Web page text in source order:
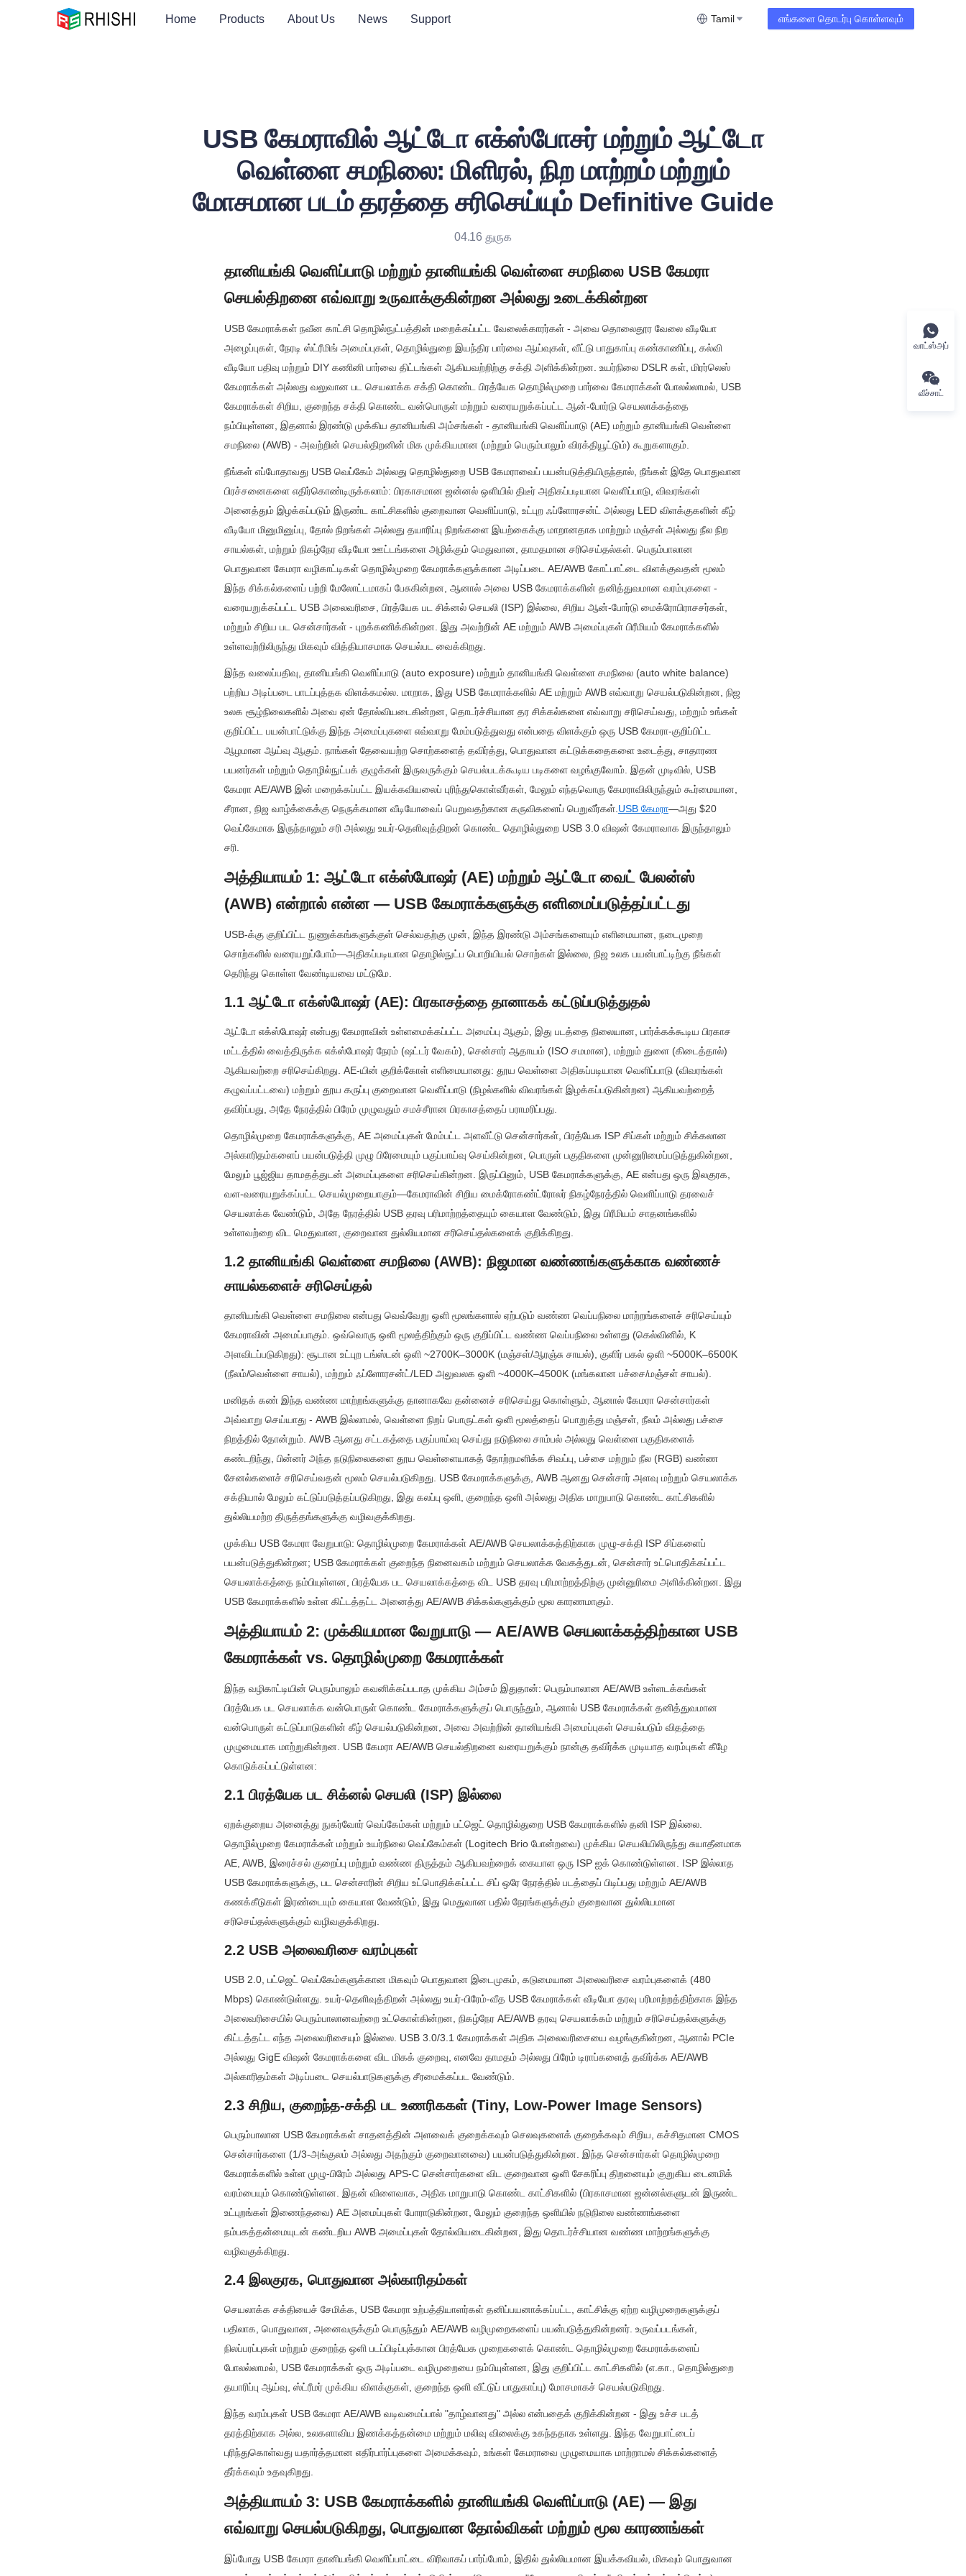
Home Products About Us News Support Tamil எங்களை தொடர்பு கொள்ளவும்
USB கேமராவில் ஆட்டோ எக்ஸ்போசர் மற்றும் ஆட்டோ
வெள்ளை சமநிலை: மிளிரல், நிற மாற்றம் மற்றும்
மோசமான படம் தரத்தை சரிசெய்யும் Definitive Guide
04.16 துருக
தானியங்கி வெளிப்பாடு மற்றும் தானியங்கி வெள்ளை சமநிலை USB கேமரா
செயல்திறனை எவ்வாறு உருவாக்குகின்றன அல்லது உடைக்கின்றன
USB கேமராக்கள் நவீன காட்சி தொழில்நுட்பத்தின் மறைக்கப்பட்ட வேலைக்காரர்கள் - அவை தொலைதூர வேலை வீடியோ
அழைப்புகள், நேரடி ஸ்ட்ரீமிங் அமைப்புகள், தொழில்துறை இயந்திர பார்வை ஆய்வுகள், வீட்டு பாதுகாப்பு கண்காணிப்பு, கல்வி
வீடியோ பதிவு மற்றும் DIY கணினி பார்வை திட்டங்கள் ஆகியவற்றிற்கு சக்தி அளிக்கின்றன. உயர்நிலை DSLR கள், மிரர்லெஸ்
கேமராக்கள் அல்லது வலுவான பட செயலாக்க சக்தி கொண்ட பிரத்யேக தொழில்முறை பார்வை கேமராக்கள் போலல்லாமல், USB
கேமராக்கள் சிறிய, குறைந்த சக்தி கொண்ட வன்பொருள் மற்றும் வரையறுக்கப்பட்ட ஆன்-போர்டு செயலாக்கத்தை
நம்பியுள்ளன, இதனால் இரண்டு முக்கிய தானியங்கி அம்சங்கள் - தானியங்கி வெளிப்பாடு (AE) மற்றும் தானியங்கி வெள்ளை
சமநிலை (AWB) - அவற்றின் செயல்திறனின் மிக முக்கியமான (மற்றும் பெரும்பாலும் விரக்தியூட்டும்) கூறுகளாகும்.
நீங்கள் எப்போதாவது USB வெப்கேம் அல்லது தொழில்துறை USB கேமராவைப் பயன்படுத்தியிருந்தால், நீங்கள் இதே பொதுவான
பிரச்சனைகளை எதிர்கொண்டிருக்கலாம்: பிரகாசமான ஜன்னல் ஒளியில் திடீர் அதிகப்படியான வெளிப்பாடு, விவரங்கள்
அனைத்தும் இழக்கப்படும் இருண்ட காட்சிகளில் குறைவான வெளிப்பாடு, உட்புற ஃப்ளோரசன்ட் அல்லது LED விளக்குகளின் கீழ்
வீடியோ மினுமினுப்பு, தோல் நிறங்கள் அல்லது தயாரிப்பு நிறங்களை இயற்கைக்கு மாறானதாக மாற்றும் மஞ்சள் அல்லது நீல நிற
சாயல்கள், மற்றும் நிகழ்நேர வீடியோ ஊட்டங்களை அழிக்கும் மெதுவான, தாமதமான சரிசெய்தல்கள். பெரும்பாலான
பொதுவான கேமரா வழிகாட்டிகள் தொழில்முறை கேமராக்களுக்கான அடிப்படை AE/AWB கோட்பாட்டை விளக்குவதன் மூலம்
இந்த சிக்கல்களைப் பற்றி மேலோட்டமாகப் பேசுகின்றன, ஆனால் அவை USB கேமராக்களின் தனித்துவமான வரம்புகளை -
வரையறுக்கப்பட்ட USB அலைவரிசை, பிரத்யேக பட சிக்னல் செயலி (ISP) இல்லை, சிறிய ஆன்-போர்டு மைக்ரோபிராசசர்கள்,
மற்றும் சிறிய பட சென்சார்கள் - புறக்கணிக்கின்றன. இது அவற்றின் AE மற்றும் AWB அமைப்புகள் பிரீமியம் கேமராக்களில்
உள்ளவற்றிலிருந்து மிகவும் வித்தியாசமாக செயல்பட வைக்கிறது.
இந்த வலைப்பதிவு, தானியங்கி வெளிப்பாடு (auto exposure) மற்றும் தானியங்கி வெள்ளை சமநிலை (auto white balance)
பற்றிய அடிப்படை பாடப்புத்தக விளக்கமல்ல. மாறாக, இது USB கேமராக்களில் AE மற்றும் AWB எவ்வாறு செயல்படுகின்றன, நிஜ
உலக சூழ்நிலைகளில் அவை ஏன் தோல்வியடைகின்றன, தொடர்ச்சியான தர சிக்கல்களை எவ்வாறு சரிசெய்வது, மற்றும் உங்கள்
குறிப்பிட்ட பயன்பாட்டுக்கு இந்த அமைப்புகளை எவ்வாறு மேம்படுத்துவது என்பதை விளக்கும் ஒரு USB கேமரா-குறிப்பிட்ட
ஆழமான ஆய்வு ஆகும். நாங்கள் தேவையற்ற சொற்களைத் தவிர்த்து, பொதுவான கட்டுக்கதைகளை உடைத்து, சாதாரண
பயனர்கள் மற்றும் தொழில்நுட்பக் குழுக்கள் இருவருக்கும் செயல்படக்கூடிய படிகளை வழங்குவோம். இதன் முடிவில், USB
கேமரா AE/AWB இன் மறைக்கப்பட்ட இயக்கவியலைப் புரிந்துகொள்வீர்கள், மேலும் எந்தவொரு கேமராவிலிருந்தும் கூர்மையான,
சீரான, நிஜ வாழ்க்கைக்கு நெருக்கமான வீடியோவைப் பெறுவதற்கான கருவிகளைப் பெறுவீர்கள். USB கேமரா—அது $20
வெப்கேமாக இருந்தாலும் சரி அல்லது உயர்-தெளிவுத்திறன் கொண்ட தொழில்துறை USB 3.0 விஷன் கேமராவாக இருந்தாலும்
சரி.
அத்தியாயம் 1: ஆட்டோ எக்ஸ்போஷர் (AE) மற்றும் ஆட்டோ வைட் பேலன்ஸ்
(AWB) என்றால் என்ன — USB கேமராக்களுக்கு எளிமைப்படுத்தப்பட்டது
USB-க்கு குறிப்பிட்ட நுணுக்கங்களுக்குள் செல்வதற்கு முன், இந்த இரண்டு அம்சங்களையும் எளிமையான, நடைமுறை
சொற்களில் வரையறுப்போம்—அதிகப்படியான தொழில்நுட்ப பொறியியல் சொற்கள் இல்லை, நிஜ உலக பயன்பாட்டிற்கு நீங்கள்
தெரிந்து கொள்ள வேண்டியவை மட்டுமே.
1.1 ஆட்டோ எக்ஸ்போஷர் (AE): பிரகாசத்தை தானாகக் கட்டுப்படுத்துதல்
ஆட்டோ எக்ஸ்போஷர் என்பது கேமராவின் உள்ளமைக்கப்பட்ட அமைப்பு ஆகும், இது படத்தை நிலையான, பார்க்கக்கூடிய பிரகாச
மட்டத்தில் வைத்திருக்க எக்ஸ்போஷர் நேரம் (ஷட்டர் வேகம்), சென்சார் ஆதாயம் (ISO சமமான), மற்றும் துளை (கிடைத்தால்)
ஆகியவற்றை சரிசெய்கிறது. AE-யின் குறிக்கோள் எளிமையானது: தூய வெள்ளை அதிகப்படியான வெளிப்பாடு (விவரங்கள்
கழுவப்பட்டவை) மற்றும் தூய கருப்பு குறைவான வெளிப்பாடு (நிழல்களில் விவரங்கள் இழக்கப்படுகின்றன) ஆகியவற்றைத்
தவிர்ப்பது, அதே நேரத்தில் பிரேம் முழுவதும் சமச்சீரான பிரகாசத்தைப் பராமரிப்பது.
தொழில்முறை கேமராக்களுக்கு, AE அமைப்புகள் மேம்பட்ட அளவீட்டு சென்சார்கள், பிரத்யேக ISP சிப்கள் மற்றும் சிக்கலான
அல்காரிதம்களைப் பயன்படுத்தி முழு பிரேமையும் பகுப்பாய்வு செய்கின்றன, பொருள் பகுதிகளை முன்னுரிமைப்படுத்துகின்றன,
மேலும் பூஜ்ஜிய தாமதத்துடன் அமைப்புகளை சரிசெய்கின்றன. இருப்பினும், USB கேமராக்களுக்கு, AE என்பது ஒரு இலகுரக,
வள-வரையறுக்கப்பட்ட செயல்முறையாகும்—கேமராவின் சிறிய மைக்ரோகண்ட்ரோலர் நிகழ்நேரத்தில் வெளிப்பாடு தரவைச்
செயலாக்க வேண்டும், அதே நேரத்தில் USB தரவு பரிமாற்றத்தையும் கையாள வேண்டும், இது பிரீமியம் சாதனங்களில்
உள்ளவற்றை விட மெதுவான, குறைவான துல்லியமான சரிசெய்தல்களைக் குறிக்கிறது.
1.2 தானியங்கி வெள்ளை சமநிலை (AWB): நிஜமான வண்ணங்களுக்காக வண்ணச்
சாயல்களைச் சரிசெய்தல்
தானியங்கி வெள்ளை சமநிலை என்பது வெவ்வேறு ஒளி மூலங்களால் ஏற்படும் வண்ண வெப்பநிலை மாற்றங்களைச் சரிசெய்யும்
கேமராவின் அமைப்பாகும். ஒவ்வொரு ஒளி மூலத்திற்கும் ஒரு குறிப்பிட்ட வண்ண வெப்பநிலை உள்ளது (கெல்வினில், K
அளவிடப்படுகிறது): சூடான உட்புற டங்ஸ்டன் ஒளி ~2700K–3000K (மஞ்சள்/ஆரஞ்சு சாயல்), குளிர் பகல் ஒளி ~5000K–6500K
(நீலம்/வெள்ளை சாயல்), மற்றும் ஃப்ளோரசன்ட்/LED அலுவலக ஒளி ~4000K–4500K (மங்கலான பச்சை/மஞ்சள் சாயல்).
மனிதக் கண் இந்த வண்ண மாற்றங்களுக்கு தானாகவே தன்னைச் சரிசெய்து கொள்ளும், ஆனால் கேமரா சென்சார்கள்
அவ்வாறு செய்யாது - AWB இல்லாமல், வெள்ளை நிறப் பொருட்கள் ஒளி மூலத்தைப் பொறுத்து மஞ்சள், நீலம் அல்லது பச்சை
நிறத்தில் தோன்றும். AWB ஆனது சட்டகத்தை பகுப்பாய்வு செய்து நடுநிலை சாம்பல் அல்லது வெள்ளை பகுதிகளைக்
கண்டறிந்து, பின்னர் அந்த நடுநிலைகளை தூய வெள்ளையாகத் தோற்றமளிக்க சிவப்பு, பச்சை மற்றும் நீல (RGB) வண்ண
சேனல்களைச் சரிசெய்வதன் மூலம் செயல்படுகிறது. USB கேமராக்களுக்கு, AWB ஆனது சென்சார் அளவு மற்றும் செயலாக்க
சக்தியால் மேலும் கட்டுப்படுத்தப்படுகிறது, இது கலப்பு ஒளி, குறைந்த ஒளி அல்லது அதிக மாறுபாடு கொண்ட காட்சிகளில்
துல்லியமற்ற திருத்தங்களுக்கு வழிவகுக்கிறது.
முக்கிய USB கேமரா வேறுபாடு: தொழில்முறை கேமராக்கள் AE/AWB செயலாக்கத்திற்காக முழு-சக்தி ISP சிப்களைப்
பயன்படுத்துகின்றன; USB கேமராக்கள் குறைந்த நினைவகம் மற்றும் செயலாக்க வேகத்துடன், சென்சார் உட்பொதிக்கப்பட்ட
செயலாக்கத்தை நம்பியுள்ளன, பிரத்யேக பட செயலாக்கத்தை விட USB தரவு பரிமாற்றத்திற்கு முன்னுரிமை அளிக்கின்றன. இது
USB கேமராக்களில் உள்ள கிட்டத்தட்ட அனைத்து AE/AWB சிக்கல்களுக்கும் மூல காரணமாகும்.
அத்தியாயம் 2: முக்கியமான வேறுபாடு — AE/AWB செயலாக்கத்திற்கான USB
கேமராக்கள் vs. தொழில்முறை கேமராக்கள்
இந்த வழிகாட்டியின் பெரும்பாலும் கவனிக்கப்படாத முக்கிய அம்சம் இதுதான்: பெரும்பாலான AE/AWB உள்ளடக்கங்கள்
பிரத்யேக பட செயலாக்க வன்பொருள் கொண்ட கேமராக்களுக்குப் பொருந்தும், ஆனால் USB கேமராக்கள் தனித்துவமான
வன்பொருள் கட்டுப்பாடுகளின் கீழ் செயல்படுகின்றன, அவை அவற்றின் தானியங்கி அமைப்புகள் செயல்படும் விதத்தை
முழுமையாக மாற்றுகின்றன. USB கேமரா AE/AWB செயல்திறனை வரையறுக்கும் நான்கு தவிர்க்க முடியாத வரம்புகள் கீழே
கொடுக்கப்பட்டுள்ளன:
2.1 பிரத்யேக பட சிக்னல் செயலி (ISP) இல்லை
ஏறக்குறைய அனைத்து நுகர்வோர் வெப்கேம்கள் மற்றும் பட்ஜெட் தொழில்துறை USB கேமராக்களில் தனி ISP இல்லை.
தொழில்முறை கேமராக்கள் மற்றும் உயர்நிலை வெப்கேம்கள் (Logitech Brio போன்றவை) முக்கிய செயலியிலிருந்து சுயாதீனமாக
AE, AWB, இரைச்சல் குறைப்பு மற்றும் வண்ண திருத்தம் ஆகியவற்றைக் கையாள ஒரு ISP ஐக் கொண்டுள்ளன. ISP இல்லாத
USB கேமராக்களுக்கு, பட சென்சாரின் சிறிய உட்பொதிக்கப்பட்ட சிப் ஒரே நேரத்தில் படத்தைப் பிடிப்பது மற்றும் AE/AWB
கணக்கீடுகள் இரண்டையும் கையாள வேண்டும், இது மெதுவான பதில் நேரங்களுக்கும் குறைவான துல்லியமான
சரிசெய்தல்களுக்கும் வழிவகுக்கிறது.
2.2 USB அலைவரிசை வரம்புகள்
USB 2.0, பட்ஜெட் வெப்கேம்களுக்கான மிகவும் பொதுவான இடைமுகம், கடுமையான அலைவரிசை வரம்புகளைக் (480
Mbps) கொண்டுள்ளது. உயர்-தெளிவுத்திறன் அல்லது உயர்-பிரேம்-வீத USB கேமராக்கள் வீடியோ தரவு பரிமாற்றத்திற்காக இந்த
அலைவரிசையில் பெரும்பாலானவற்றை உட்கொள்கின்றன, நிகழ்நேர AE/AWB தரவு செயலாக்கம் மற்றும் சரிசெய்தல்களுக்கு
கிட்டத்தட்ட எந்த அலைவரிசையும் இல்லை. USB 3.0/3.1 கேமராக்கள் அதிக அலைவரிசையை வழங்குகின்றன, ஆனால் PCIe
அல்லது GigE விஷன் கேமராக்களை விட மிகக் குறைவு, எனவே தாமதம் அல்லது பிரேம் டிராப்களைத் தவிர்க்க AE/AWB
அல்காரிதம்கள் அடிப்படை செயல்பாடுகளுக்கு சீரமைக்கப்பட வேண்டும்.
2.3 சிறிய, குறைந்த-சக்தி பட உணரிககள் (Tiny, Low-Power Image Sensors)
பெரும்பாலான USB கேமராக்கள் சாதனத்தின் அளவைக் குறைக்கவும் செலவுகளைக் குறைக்கவும் சிறிய, கச்சிதமான CMOS
சென்சார்களை (1/3-அங்குலம் அல்லது அதற்கும் குறைவானவை) பயன்படுத்துகின்றன. இந்த சென்சார்கள் தொழில்முறை
கேமராக்களில் உள்ள முழு-பிரேம் அல்லது APS-C சென்சார்களை விட குறைவான ஒளி சேகரிப்பு திறனையும் குறுகிய டைனமிக்
வரம்பையும் கொண்டுள்ளன. இதன் விளைவாக, அதிக மாறுபாடு கொண்ட காட்சிகளில் (பிரகாசமான ஜன்னல்களுடன் இருண்ட
உட்புறங்கள் இணைந்தவை) AE அமைப்புகள் போராடுகின்றன, மேலும் குறைந்த ஒளியில் நடுநிலை வண்ணங்களை
நம்பகத்தன்மையுடன் கண்டறிய AWB அமைப்புகள் தோல்வியடைகின்றன, இது தொடர்ச்சியான வண்ண மாற்றங்களுக்கு
வழிவகுக்கிறது.
2.4 இலகுரக, பொதுவான அல்காரிதம்கள்
செயலாக்க சக்தியைச் சேமிக்க, USB கேமரா உற்பத்தியாளர்கள் தனிப்பயனாக்கப்பட்ட, காட்சிக்கு ஏற்ற வழிமுறைகளுக்குப்
பதிலாக, பொதுவான, அனைவருக்கும் பொருந்தும் AE/AWB வழிமுறைகளைப் பயன்படுத்துகின்றனர். உருவப்படங்கள்,
நிலப்பரப்புகள் மற்றும் குறைந்த ஒளி படப்பிடிப்புக்கான பிரத்யேக முறைகளைக் கொண்ட தொழில்முறை கேமராக்களைப்
போலல்லாமல், USB கேமராக்கள் ஒரு அடிப்படை வழிமுறையை நம்பியுள்ளன, இது குறிப்பிட்ட காட்சிகளில் (எ.கா., தொழில்துறை
தயாரிப்பு ஆய்வு, ஸ்ட்ரீமர் முக்கிய விளக்குகள், குறைந்த ஒளி வீட்டுப் பாதுகாப்பு) மோசமாகச் செயல்படுகிறது.
இந்த வரம்புகள் USB கேமரா AE/AWB வடிவமைப்பால் "தாழ்வானது" அல்ல என்பதைக் குறிக்கின்றன - இது உச்ச படத்
தரத்திற்காக அல்ல, உலகளாவிய இணக்கத்தன்மை மற்றும் மலிவு விலைக்கு உகந்ததாக உள்ளது. இந்த வேறுபாட்டைப்
புரிந்துகொள்வது யதார்த்தமான எதிர்பார்ப்புகளை அமைக்கவும், உங்கள் கேமராவை முழுமையாக மாற்றாமல் சிக்கல்களைத்
தீர்க்கவும் உதவுகிறது.
அத்தியாயம் 3: USB கேமராக்களில் தானியங்கி வெளிப்பாடு (AE) — இது
எவ்வாறு செயல்படுகிறது, பொதுவான தோல்விகள் மற்றும் மூல காரணங்கள்
இப்போது USB கேமரா தானியங்கி வெளிப்பாட்டை விரிவாகப் பார்ப்போம், இதில் துல்லியமான இயக்கவியல், மிகவும் பொதுவான
வாட்ஸ்அப்
வீச்சாட்